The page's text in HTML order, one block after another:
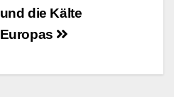
und die Kälte
Europas